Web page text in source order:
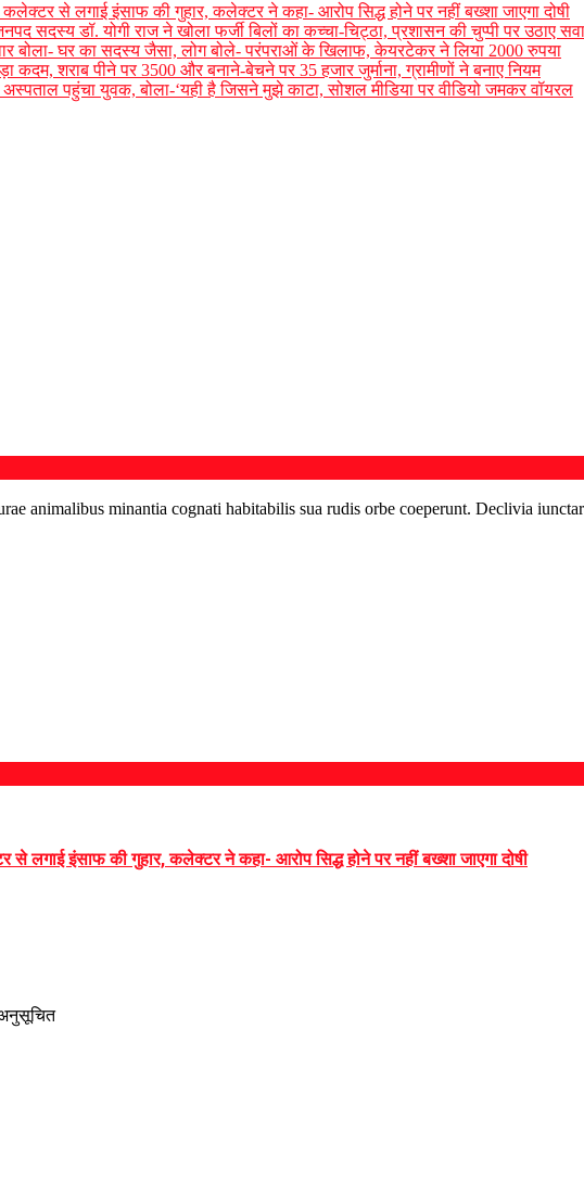
से लगाई इंसाफ की गुहार, कलेक्टर ने कहा- आरोप सिद्ध होने पर नहीं बख्शा जाएगा दोषी
सदस्य डॉ. योगी राज ने खोला फर्जी बिलों का कच्चा-चिट्ठा, प्रशासन की चुप्पी पर उठाए
बोला- घर का सदस्य जैसा, लोग बोले- परंपराओं के खिलाफ, केयरटेकर ने लिया 2000 रुपया
कदम, शराब पीने पर 3500 और बनाने-बेचने पर 35 हजार जुर्माना, ग्रामीणों ने बनाए नियम
पहुंचा युवक, बोला-‘यही है जिसने मुझे काटा, सोशल मीडिया पर वीडियो जमकर वॉयरल
animalibus minantia cognati habitabilis sua rudis orbe coeperunt. Declivia
लगाई इंसाफ की गुहार, कलेक्टर ने कहा- आरोप सिद्ध होने पर नहीं बख्शा जाएगा दोषी